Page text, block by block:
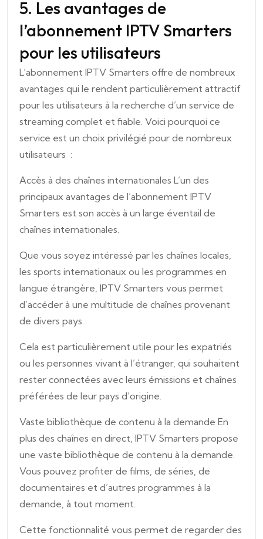
5. Les avantages de
l’abonnement IPTV Smarters
pour les utilisateurs
L’abonnement IPTV Smarters offre de nombreux
avantages qui le rendent particulièrement attractif
pour les utilisateurs à la recherche d’un service de
streaming complet et fiable. Voici pourquoi ce
service est un choix privilégié pour de nombreux
utilisateurs :
Accès à des chaînes internationales L’un des
principaux avantages de l’abonnement IPTV
Smarters est son accès à un large éventail de
chaînes internationales.
Que vous soyez intéressé par les chaînes locales,
les sports internationaux ou les programmes en
langue étrangère, IPTV Smarters vous permet
d’accéder à une multitude de chaînes provenant
de divers pays.
Cela est particulièrement utile pour les expatriés
ou les personnes vivant à l’étranger, qui souhaitent
rester connectées avec leurs émissions et chaînes
préférées de leur pays d’origine.
Vaste bibliothèque de contenu à la demande En
plus des chaînes en direct, IPTV Smarters propose
une vaste bibliothèque de contenu à la demande.
Vous pouvez profiter de films, de séries, de
documentaires et d’autres programmes à la
demande, à tout moment.
Cette fonctionnalité vous permet de regarder des